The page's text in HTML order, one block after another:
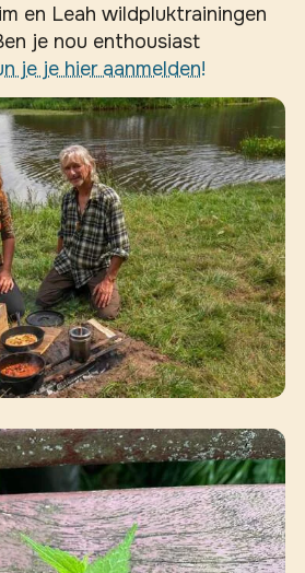
en Leah wildpluktrainingen
je nou enthousiast
je je hier aanmelden!